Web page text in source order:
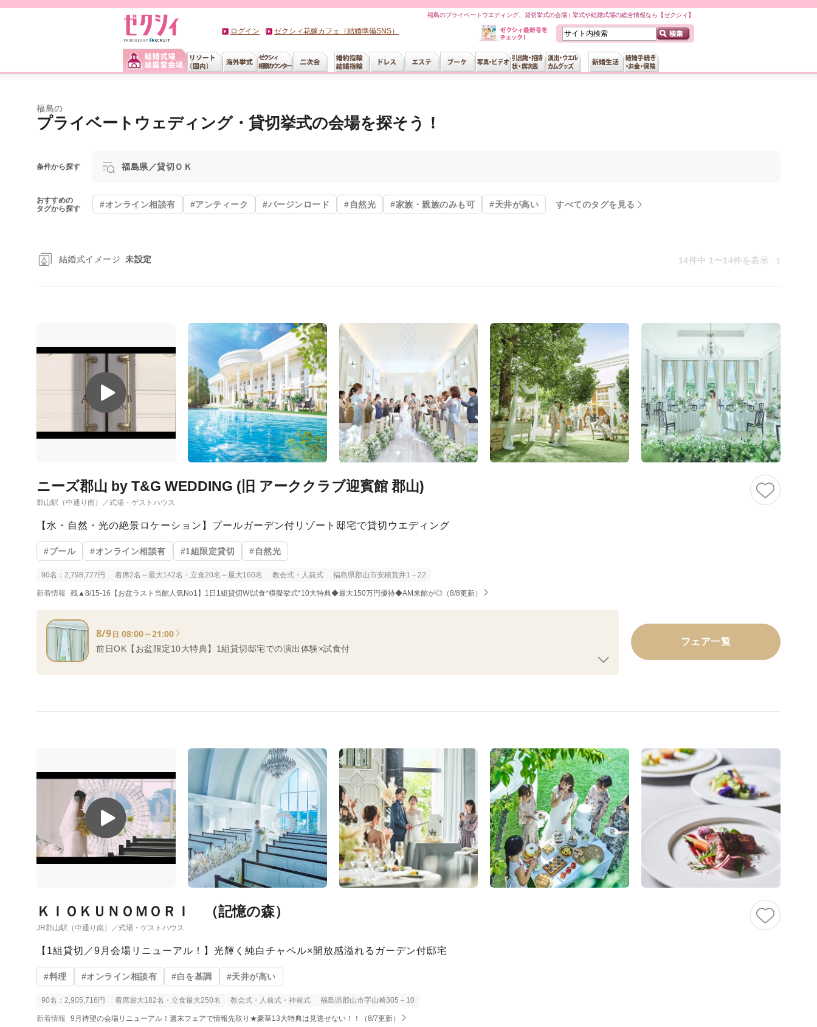
福島のプライベートウエディング、貸切挙式の会場 | 挙式や結婚式場の総合情報なら【ゼクシィ】
ログイン ゼクシィ花嫁カフェ（結婚準備SNS）
福島の
プライベートウェディング・貸切挙式の会場を探そう！
条件から探す 福島県／貸切ＯＫ
おすすめの
タグから探す
#オンライン相談有 #アンティーク #バージンロード #自然光 #家族・親族のみも可 #天井が高い すべてのタグを見る
結婚式イメージ 未設定 14件中 1〜14件を表示 1
ニーズ郡山 by T&G WEDDING (旧 アーククラブ迎賓館 郡山)
郡山駅（中通り南）／式場・ゲストハウス
【水・自然・光の絶景ロケーション】プールガーデン付リゾート邸宅で貸切ウエディング
#プール #オンライン相談有 #1組限定貸切 #自然光
90名：2,798,727円 着席2名～最大142名・立食20名～最大160名 教会式・人前式 福島県郡山市安積荒井1－22
新着情報 残▲8/15-16【お盆ラスト当館人気No1】1日1組貸切W!試食*模擬挙式*10大特典◆最大150万円優待◆AM来館が◎（8/8更新）
8/9日 08:00～21:00
前日OK【お盆限定10大特典】1組貸切邸宅での演出体験×試食付
フェア一覧
ＫＩＯＫＵＮＯＭＯＲＩ （記憶の森）
JR郡山駅（中通り南）／式場・ゲストハウス
【1組貸切／9月会場リニューアル！】光輝く純白チャペル×開放感溢れるガーデン付邸宅
#料理 #オンライン相談有 #白を基調 #天井が高い
90名：2,905,716円 着席最大182名・立食最大250名 教会式・人前式・神前式 福島県郡山市字山崎305－10
新着情報 9月待望の会場リニューアル！週末フェアで情報先取り★豪華13大特典は見逃せない！！（8/7更新）